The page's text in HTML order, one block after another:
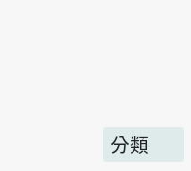
分類